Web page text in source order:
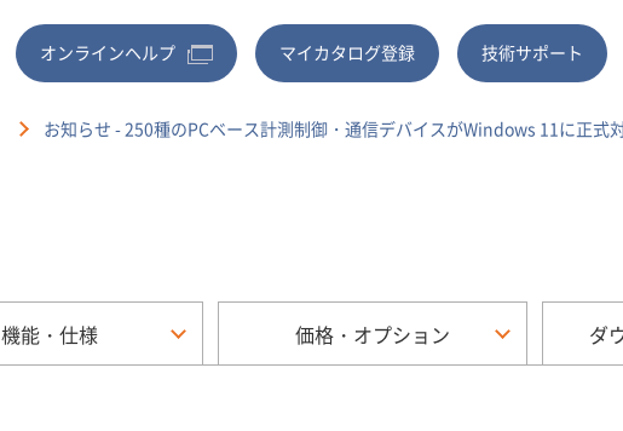
オンラインヘルプ マイカタログ登録 技術サポート
お知らせ - 250種のPCベース計測制御・通信デバイスがWindows 11に正式
機能・仕様 価格・オプション ダ